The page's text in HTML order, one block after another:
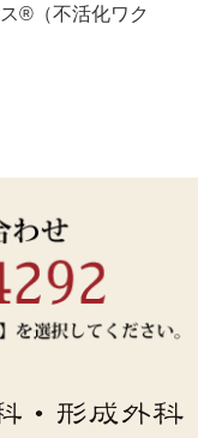
®（不活化ワク